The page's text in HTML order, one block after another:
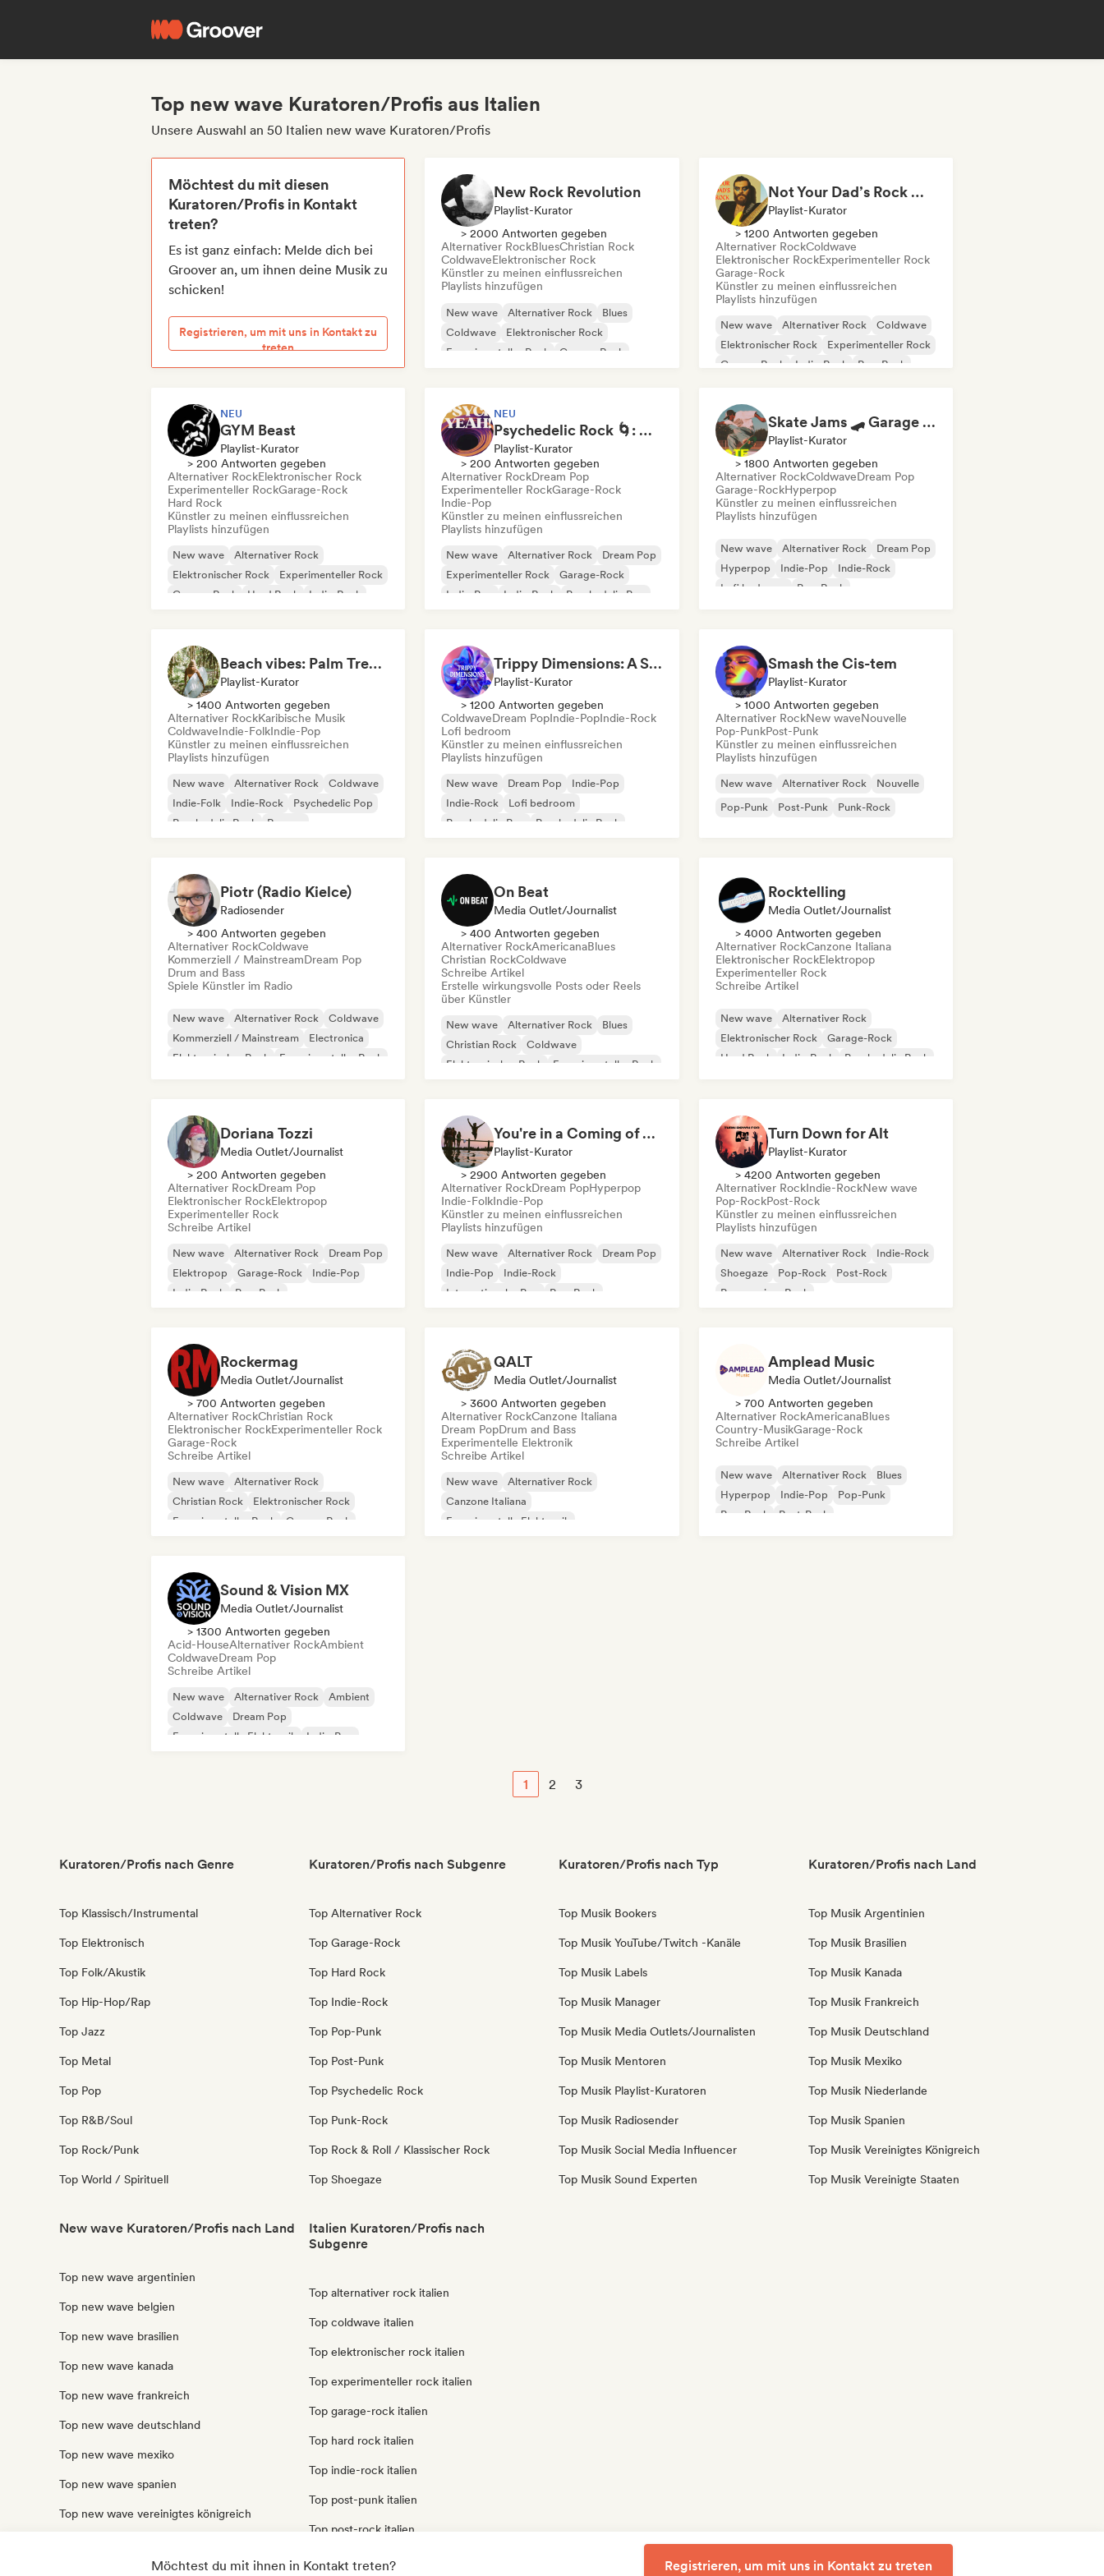
Top new wave Kuratoren/Profis aus Italien
Unsere Auswahl an 50 Italien new wave Kuratoren/Profis
Möchtest du mit diesen
Kuratoren/Profis in Kontakt
treten?
Es ist ganz einfach: Melde dich bei
Groover an, um ihnen deine Musik zu
schicken!
Registrieren, um mit uns in Kontakt zu
treten
New Rock Revolution
Playlist-Kurator
> 2000 Antworten gegeben
Alternativer RockBluesChristian Rock
ColdwaveElektronischer Rock
Künstler zu meinen einflussreichen
Playlists hinzufügen
New wave Alternativer Rock
Blues
Coldwave
Elektronischer Rock
Experimenteller Rock
Garage-Rock
Not Your Dad’s Rock 🤘 Garage Rock, Alt-Rock & Indie Anthems
Playlist-Kurator
> 1200 Antworten gegeben
Alternativer RockColdwave
Elektronischer RockExperimenteller Rock
Garage-Rock
Künstler zu meinen einflussreichen
Playlists hinzufügen
New wave Alternativer Rock
Coldwave
Elektronischer Rock
Experimenteller Rock
Garage-Rock
Indie-Rock Pop-Rock
NEU
GYM Beast
Playlist-Kurator
> 200 Antworten gegeben
Alternativer RockElektronischer Rock
Experimenteller RockGarage-Rock
Hard Rock
Künstler zu meinen einflussreichen
Playlists hinzufügen
New wave
Alternativer Rock
Elektronischer Rock
Experimenteller Rock
Garage-Rock
Hard Rock
Indie-Rock
NEU
Psychedelic Rock 🌀: Modern Psych & Turkish Vibes
Playlist-Kurator
> 200 Antworten gegeben
Alternativer RockDream Pop
Experimenteller RockGarage-Rock
Indie-Pop
Künstler zu meinen einflussreichen
Playlists hinzufügen
New wave Alternativer Rock
Dream Pop
Experimenteller Rock
Garage-Rock
Indie-Pop
Indie-Rock Psychedelic Pop
Skate Jams 🛹 Garage Rock, Surf Rock & Neo-Psych
Playlist-Kurator
> 1800 Antworten gegeben
Alternativer RockColdwaveDream Pop
Garage-RockHyperpop
Künstler zu meinen einflussreichen
Playlists hinzufügen
New wave Alternativer Rock
Dream Pop
Hyperpop
Indie-Pop
Indie-Rock
Lofi bedroom
Pop-Rock
Beach vibes: Palm Tree Breezes 🌴 Indie Folk, Acoustic & Singer-Songwriter
Playlist-Kurator
> 1400 Antworten gegeben
Alternativer RockKaribische Musik
ColdwaveIndie-FolkIndie-Pop
Künstler zu meinen einflussreichen
Playlists hinzufügen
New wave Alternativer Rock
Coldwave
Indie-Folk
Indie-Rock
Psychedelic Pop
Psychedelic Rock
Reggae
Trippy Dimensions: A Sonic Voyage
Playlist-Kurator
> 1200 Antworten gegeben
ColdwaveDream PopIndie-PopIndie-Rock
Lofi bedroom
Künstler zu meinen einflussreichen
Playlists hinzufügen
New wave Dream Pop
Indie-Pop
Indie-Rock
Lofi bedroom
Psychedelic Pop
Psychedelic Rock
Smash the Cis-tem
Playlist-Kurator
> 1000 Antworten gegeben
Alternativer RockNew waveNouvelle
Pop-PunkPost-Punk
Künstler zu meinen einflussreichen
Playlists hinzufügen
New wave Alternativer Rock
Nouvelle
Pop-Punk
Post-Punk Punk-Rock
Piotr (Radio Kielce)
Radiosender
> 400 Antworten gegeben
Alternativer RockColdwave
Kommerziell / MainstreamDream Pop
Drum and Bass
Spiele Künstler im Radio
New wave Alternativer Rock
Coldwave
Kommerziell / Mainstream
Electronica
Elektronischer Rock
Experimenteller Rock
On Beat
Media Outlet/Journalist
> 400 Antworten gegeben
Alternativer RockAmericanaBlues
Christian RockColdwave
Schreibe Artikel
Erstelle wirkungsvolle Posts oder Reels
über Künstler
New wave Alternativer Rock
Blues
Christian Rock
Coldwave
Elektronischer Rock
Experimenteller Rock
Rocktelling
Media Outlet/Journalist
> 4000 Antworten gegeben
Alternativer RockCanzone Italiana
Elektronischer RockElektropop
Experimenteller Rock
Schreibe Artikel
New wave
Alternativer Rock
Elektronischer Rock
Garage-Rock
Hard Rock
Indie-Rock
Psychedelic Rock
Doriana Tozzi
Media Outlet/Journalist
> 200 Antworten gegeben
Alternativer RockDream Pop
Elektronischer RockElektropop
Experimenteller Rock
Schreibe Artikel
New wave Alternativer Rock
Dream Pop
Elektropop
Garage-Rock
Indie-Pop
Indie-Rock
Pop-Punk
You're in a Coming of Age Movie
Playlist-Kurator
> 2900 Antworten gegeben
Alternativer RockDream PopHyperpop
Indie-FolkIndie-Pop
Künstler zu meinen einflussreichen
Playlists hinzufügen
New wave Alternativer Rock
Dream Pop
Indie-Pop
Indie-Rock
Internationaler Pop
Pop-Rock
Turn Down for Alt
Playlist-Kurator
> 4200 Antworten gegeben
Alternativer RockIndie-RockNew wave
Pop-RockPost-Rock
Künstler zu meinen einflussreichen
Playlists hinzufügen
New wave Alternativer Rock
Indie-Rock
Shoegaze
Pop-Rock
Post-Rock
Progressiver Rock
Rockermag
Media Outlet/Journalist
> 700 Antworten gegeben
Alternativer RockChristian Rock
Elektronischer RockExperimenteller Rock
Garage-Rock
Schreibe Artikel
New wave
Alternativer Rock
Christian Rock
Elektronischer Rock
Experimenteller Rock
Garage-Rock
QALT
Media Outlet/Journalist
> 3600 Antworten gegeben
Alternativer RockCanzone Italiana
Dream PopDrum and Bass
Experimentelle Elektronik
Schreibe Artikel
New wave
Alternativer Rock
Canzone Italiana
Experimentelle Elektronik
Amplead Music
Media Outlet/Journalist
> 700 Antworten gegeben
Alternativer RockAmericanaBlues
Country-MusikGarage-Rock
Schreibe Artikel
New wave Alternativer Rock
Blues
Hyperpop
Indie-Pop
Pop-Punk
Pop-Rock
Post-Punk
Sound & Vision MX
Media Outlet/Journalist
> 1300 Antworten gegeben
Acid-HouseAlternativer RockAmbient
ColdwaveDream Pop
Schreibe Artikel
New wave Alternativer Rock
Ambient
Coldwave
Dream Pop
Experimentelle Elektronik
Indie-Pop
1 2 3
Kuratoren/Profis nach Genre
Top Klassisch/Instrumental
Top Elektronisch
Top Folk/Akustik
Top Hip-Hop/Rap
Top Jazz
Top Metal
Top Pop
Top R&B/Soul
Top Rock/Punk
Top World / Spirituell
Kuratoren/Profis nach Subgenre
Top Alternativer Rock
Top Garage-Rock
Top Hard Rock
Top Indie-Rock
Top Pop-Punk
Top Post-Punk
Top Psychedelic Rock
Top Punk-Rock
Top Rock & Roll / Klassischer Rock
Top Shoegaze
Kuratoren/Profis nach Typ
Top Musik Bookers
Top Musik YouTube/Twitch -Kanäle
Top Musik Labels
Top Musik Manager
Top Musik Media Outlets/Journalisten
Top Musik Mentoren
Top Musik Playlist-Kuratoren
Top Musik Radiosender
Top Musik Social Media Influencer
Top Musik Sound Experten
Kuratoren/Profis nach Land
Top Musik Argentinien
Top Musik Brasilien
Top Musik Kanada
Top Musik Frankreich
Top Musik Deutschland
Top Musik Mexiko
Top Musik Niederlande
Top Musik Spanien
Top Musik Vereinigtes Königreich
Top Musik Vereinigte Staaten
New wave Kuratoren/Profis nach Land
Top new wave argentinien
Top new wave belgien
Top new wave brasilien
Top new wave kanada
Top new wave frankreich
Top new wave deutschland
Top new wave mexiko
Top new wave spanien
Top new wave vereinigtes königreich
Italien Kuratoren/Profis nach
Subgenre
Top alternativer rock italien
Top coldwave italien
Top elektronischer rock italien
Top experimenteller rock italien
Top garage-rock italien
Top hard rock italien
Top indie-rock italien
Top post-punk italien
Top post-rock italien
Top punk-rock italien
Möchtest du mit ihnen in Kontakt treten? Registrieren, um mit uns in Kontakt zu treten